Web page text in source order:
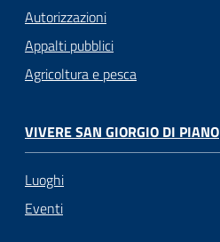
Autorizzazioni
Appalti pubblici
Agricoltura e pesca
VIVERE SAN GIORGIO DI PIANO
Luoghi
Eventi